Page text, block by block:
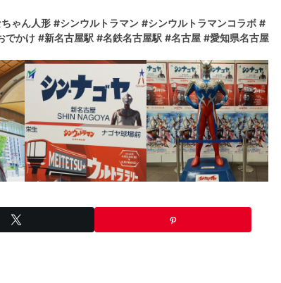
ゃん人形 #シンウルトラマン #シンウルトラマンコラボ #
でかけ #新名古屋駅 #名鉄名古屋駅 #名古屋 #愛知県名古屋